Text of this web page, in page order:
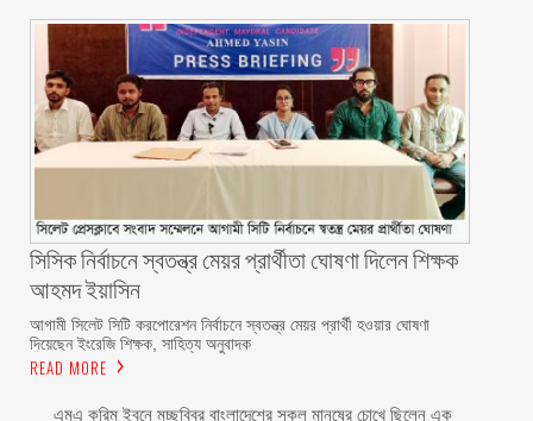
সিসিক নির্বাচনে স্বতন্ত্র মেয়র প্রার্থীতা ঘোষণা দিলেন শিক্ষক
আহমদ ইয়াসিন
আগামী সিলেট সিটি করপোরেশন নির্বাচনে স্বতন্ত্র মেয়র প্রার্থী হওয়ার ঘোষণা
দিয়েছেন ইংরেজি শিক্ষক, সাহিত্য অনুবাদক
READ MORE
এমএ করিম ইবনে মচ্ছব্বির বাংলাদেশের সকল মানুষের চোখে ছিলেন এক